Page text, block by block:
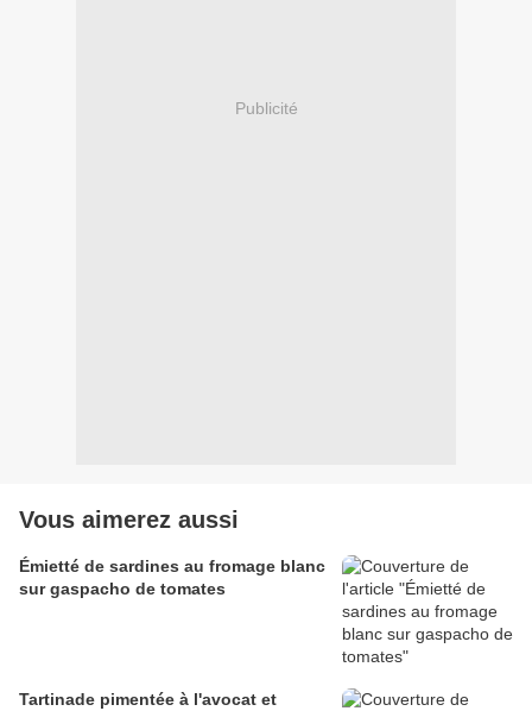
Publicité
Vous aimerez aussi
Émietté de sardines au fromage blanc
sur gaspacho de tomates
Tartinade pimentée à l'avocat et